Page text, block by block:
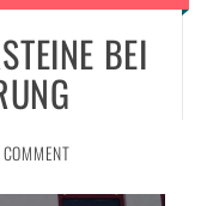
BEI